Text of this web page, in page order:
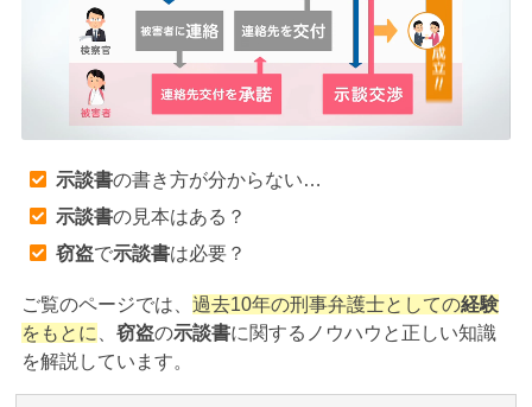
アトムについて 知りたい方
弁護士紹介
弁護士費用
アクセス
解決実績
示談書の書き方が分からない…
示談書の見本はある？
窃盗で示談書は必要？
ご覧のページでは、 過去10年の刑事弁護士としての経験
をもとに
窃盗の示談書に関するノウハウと正しい知識
を解説しています。